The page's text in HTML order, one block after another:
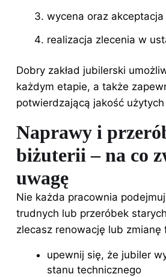
wycena oraz
realizacja zlecenia w
Dobry zakład jubilerski
każdym etapie, a także
potwierdzającą jakość użytych
Naprawy i
biżuterii – na co
uwagę
Nie każda pracownia
trudnych lub przeróbek
zlecasz renowację lub zmianę
upewnij się, że jubiler
stanu technicznego